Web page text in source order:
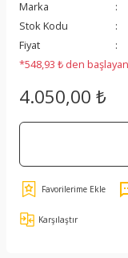
Marka
Stok Kodu
Fiyat
*548,93 ₺ den
4.050,00 ₺
Karşılaştır